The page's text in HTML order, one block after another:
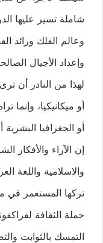
شاملة تسير عليها
وعالم الفلك ورائد
وإعداد الأجيال
لهذا من النادر أن
أو ميكانيكيا، وإنما
أو الجغرافيا
إن الآراء والأفكار
والاسلامية واللغة
تركها المستعمر في
حملة الثقافة
التمسك بالثوابت